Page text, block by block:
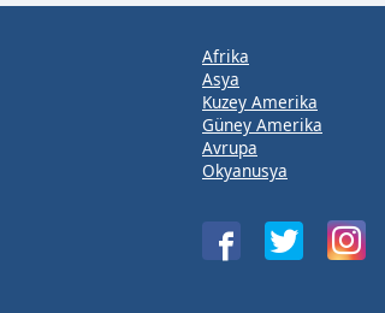
Afrika
Asya
Kuzey Amerika
Güney Amerika
Avrupa
Okyanusya